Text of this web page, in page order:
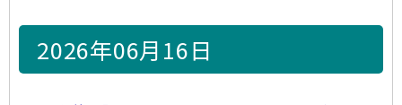
2026年06月16日